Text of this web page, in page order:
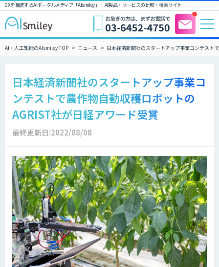
DXを推進するAIポータルメディア「AIsmiley」｜ AI製品・サービスの比較・検索サイト
AI・人工知能のAIsmiley TOP ニュース 日本経済新聞社のスタートアップ事業コンテスト
日本経済新聞社のスタートアップ事業コ
ンテストで農作物自動収穫ロボットの
AGRIST社が日経アワード受賞
最終更新日:2022/08/08